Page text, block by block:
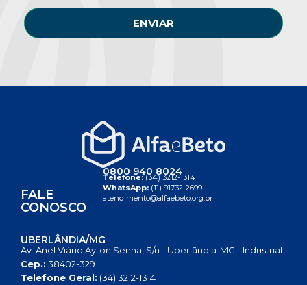
ENVIAR
FALE
CONOSCO
0800 940 8024
Telefone:(34) 3212-1314
WhatsApp: (11) 91732-2699
atendimento@alfaebeto.org.br
UBERLÂNDIA/MG
Av. Anel Viário Ayton Senna, S/n - Uberlândia-MG - Industrial
Cep.: 38402-329
Telefone Geral: (34) 3212-1314